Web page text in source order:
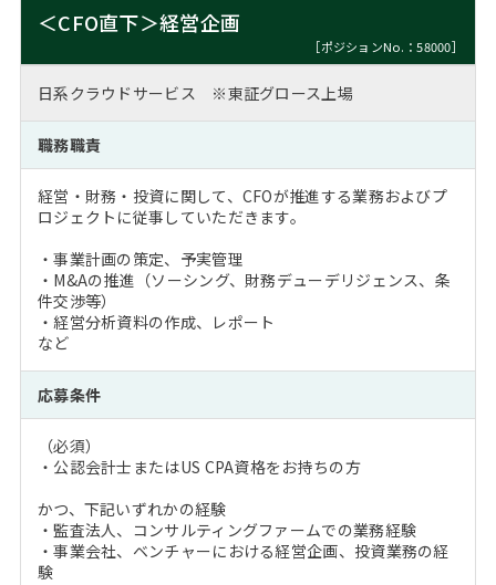
おわり
MBAの転職事例
MBAからのFAQ
MBA留学生数の推移
年齢と年収の相関図
外資系／面接攻略のコツ
キャリアに効く一冊
注目企業インタビュー
プロ経営者の特別セミナー
Career Talk Live
MBA NETWORKING
パブリシティ
ニュースリリース
＜CFO直下＞経営企画
［ポジションNo.：58000］
日系クラウドサービス ※東証グロース上場
職務職責
経営・財務・投資に関して、CFOが推進する業務およびプ
ロジェクトに従事していただきます。
・事業計画の策定、予実管理
・M&Aの推進（ソーシング、財務デューデリジェンス、条
件交渉等）
・経営分析資料の作成、レポート
など
応募条件
（必須）
・公認会計士またはUS CPA資格をお持ちの方
かつ、下記いずれかの経験
・監査法人、コンサルティングファームでの業務経験
・事業会社、ベンチャーにおける経営企画、投資業務の経
験